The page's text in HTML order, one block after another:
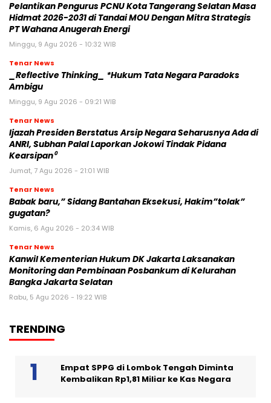
Pelantikan Pengurus PCNU Kota Tangerang Selatan Masa
Hidmat 2026-2031 di Tandai MOU Dengan Mitra Strategis
PT Wahana Anugerah Energi
Minggu, 9 Agu 2026 - 10:32 WIB
Tenar News
_Reflective Thinking_ *Hukum Tata Negara Paradoks
Ambigu
Minggu, 9 Agu 2026 - 09:21 WIB
Tenar News
Ijazah Presiden Berstatus Arsip Negara Seharusnya Ada di
ANRI, Subhan Palal Laporkan Jokowi Tindak Pidana
Kearsipan⁰
Jumat, 7 Agu 2026 - 21:01 WIB
Tenar News
Babak baru,” Sidang Bantahan Eksekusi, Hakim”tolak”
gugatan?
Kamis, 6 Agu 2026 - 20:34 WIB
Tenar News
Kanwil Kementerian Hukum DK Jakarta Laksanakan
Monitoring dan Pembinaan Posbankum di Kelurahan
Bangka Jakarta Selatan
Rabu, 5 Agu 2026 - 19:22 WIB
TRENDING
Empat SPPG di Lombok Tengah Diminta
Kembalikan Rp1,81 Miliar ke Kas Negara